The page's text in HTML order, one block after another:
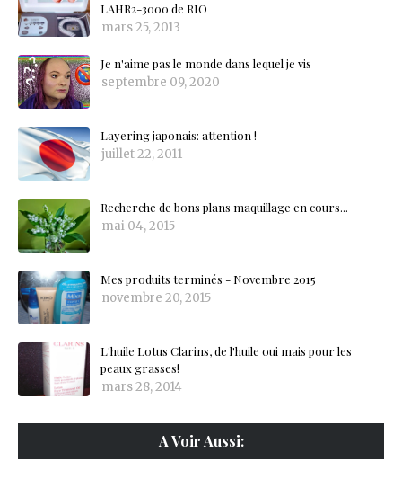
LAHR2-3000 de RIO
mars 25, 2013
Je n'aime pas le monde dans lequel je vis
septembre 09, 2020
Layering japonais: attention !
juillet 22, 2011
Recherche de bons plans maquillage en cours...
mai 04, 2015
Mes produits terminés - Novembre 2015
novembre 20, 2015
L'huile Lotus Clarins, de l'huile oui mais pour les
peaux grasses!
mars 28, 2014
A Voir Aussi: